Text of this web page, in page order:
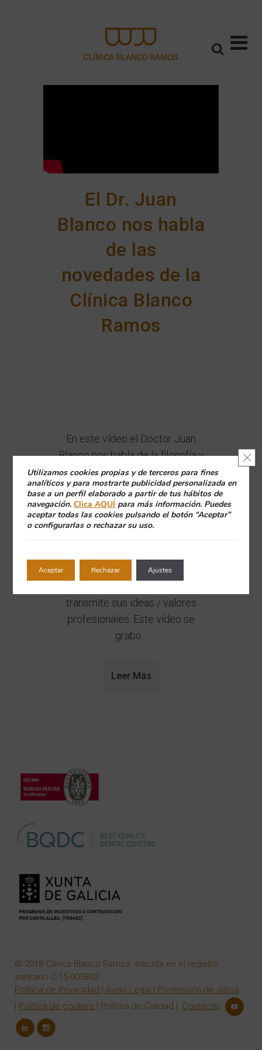
El Dr. Juan
Blanco nos habla
de las
novedades de la
Clínica Blanco
Ramos
En este vídeo el Doctor Juan
Blanco nos habla de la filosofía y
de las novedades de la Clínica
Blanco Ramos tras la
inauguración de las nuevas
instalaciones y la incorporación
las que la clínica desarrolla la
transmite sus ideas / valores
profesionales. Este vídeo se
grabó...
Leer Más
© 2018 Clínica Blanco Ramos. Inscrita en el registro
sanitario C-15-000832
Política de Privacidad | Aviso Legal | Protección de datos
| Política de cookies | Política de Calidad | Contacto.
Utilizamos cookies propias y de terceros para fines
analíticos y para mostrarte publicidad personalizada en
base a un perfil elaborado a partir de tus hábitos de
navegación.Clica AQUÍ para más información. Puedes
aceptar todas las cookies pulsando el botón “Aceptar”
o configurarlas o rechazar su uso.
Aceptar Rechazar Ajustes